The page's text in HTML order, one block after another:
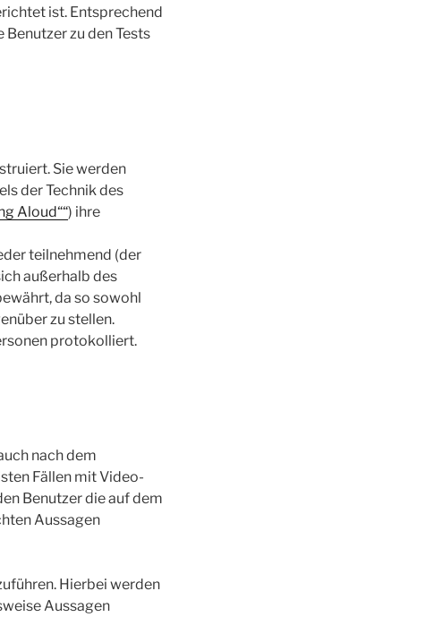
ist. Entsprechend
zu den Tests
Sie werden
der Technik des
Aloud““) ihre
teilnehmend (der
außerhalb des
da so sowohl
zu stellen.
protokolliert.
nach dem
Fällen mit Video-
Benutzer die auf dem
Aussagen
Hierbei werden
Aussagen